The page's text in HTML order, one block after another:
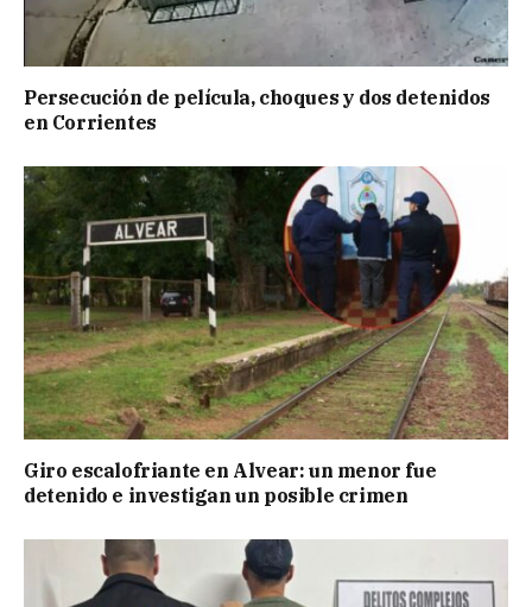
Persecución de película, choques y dos detenidos
en Corrientes
Giro escalofriante en Alvear: un menor fue
detenido e investigan un posible crimen